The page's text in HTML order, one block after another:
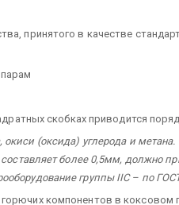
принятого в качестве
скобках приводится
окиси (оксида) углерода и
составляет более 0,5мм, должно
группы IIС – по
компонентов в коксовом